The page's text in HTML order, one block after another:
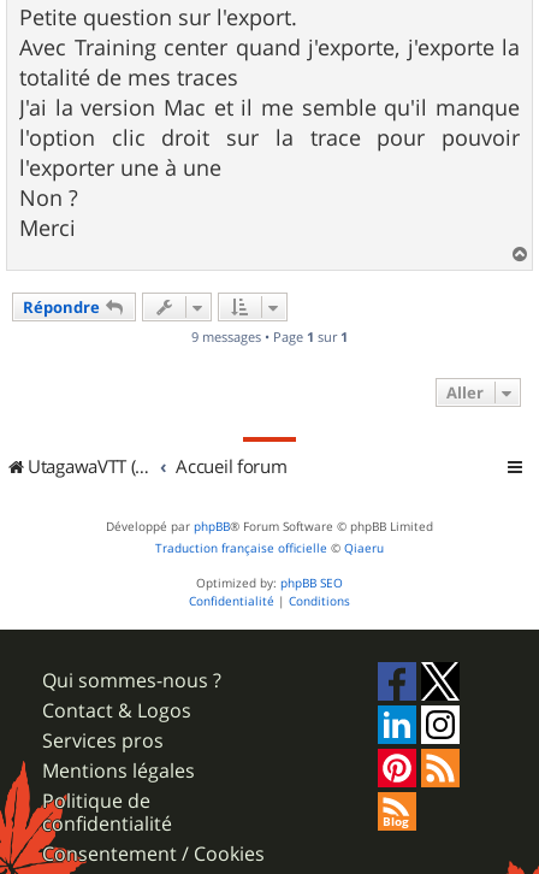
s
s
a
g
e
Petite question sur l'export.
Avec Training center quand j'exporte, j'exporte la
totalité de mes traces
J'ai la version Mac et il me semble qu'il manque
l'option clic droit sur la trace pour pouvoir
l'exporter une à une
Non ?
Merci
a
Répondre
9 messages • Page 1 sur 1
Aller
UtagawaVTT (Randos VTT et VTTAE avec traces GPS) Accueil forum
Développé par phpBB® Forum Software © phpBB Limited
Traduction française officielle © Qiaeru
Optimized by: phpBB SEO
Confidentialité | Conditions
Qui sommes-nous ?
Contact & Logos
Services pros
Mentions légales
Politique de
confidentialité
Consentement / Cookies